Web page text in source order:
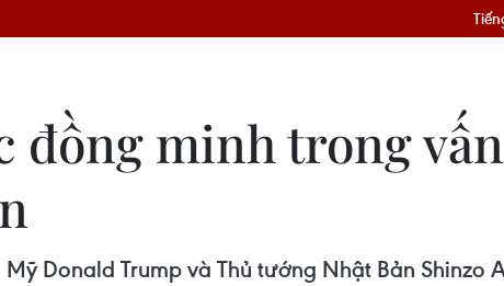
đồng minh trong
Donald Trump và Thủ tướng Nhật Bản Shinzo